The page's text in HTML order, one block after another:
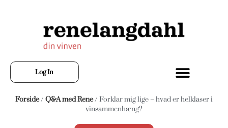
Log In
Forside/ Q&A med Rene/ Forklar mig lige – hvad er helklaser i
vinsammenhæng?